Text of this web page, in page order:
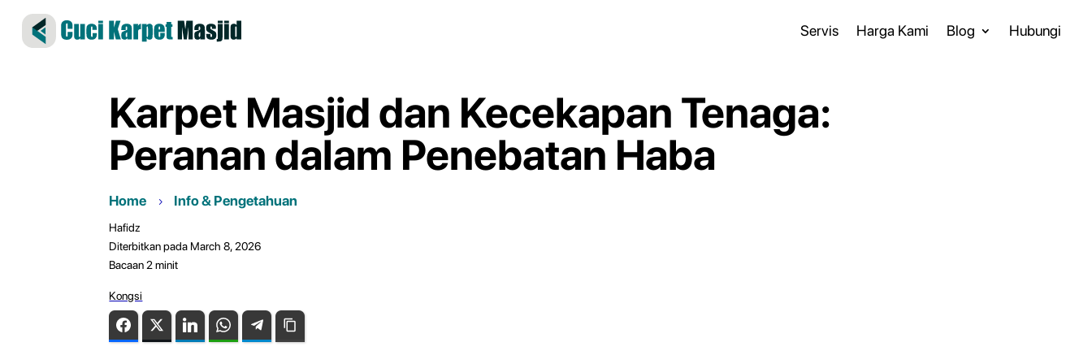
Servis Harga Kami Blog Hubungi
Karpet Masjid dan Kecekapan Tenaga:
Peranan dalam Penebatan Haba
Home Info & Pengetahuan
Hafidz
Diterbitkan pada March 8, 2026
Bacaan 2 minit
Kongsi
FacebookTwitter LinkedIn WhatsAppTelegram